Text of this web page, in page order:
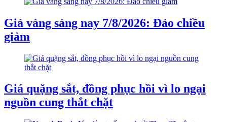
Giá vàng sáng nay 7/8/2026: Đảo chiều
giảm
Giá quặng sắt, đồng phục hồi vì lo ngại
nguồn cung thắt chặt